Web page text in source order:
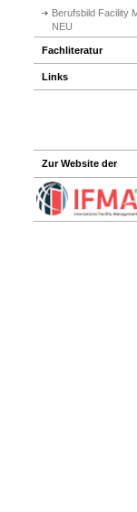
Berufsbild Facility
NEU
Fachliteratur
Links
Zur Website der